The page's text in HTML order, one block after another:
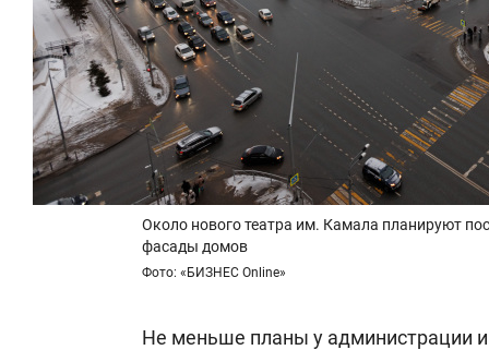
Около нового театра им. Камала планируют
фасады домов
Фото: «БИЗНЕС Online»
Не меньше планы у администрации и